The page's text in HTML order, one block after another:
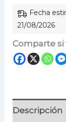
(No.1
Saga).
Nueva
Fecha
21/08/2026
Comparte
Descripción